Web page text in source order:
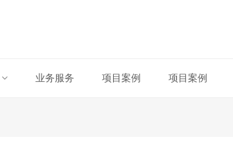
业务服务 项目案例 项目案例